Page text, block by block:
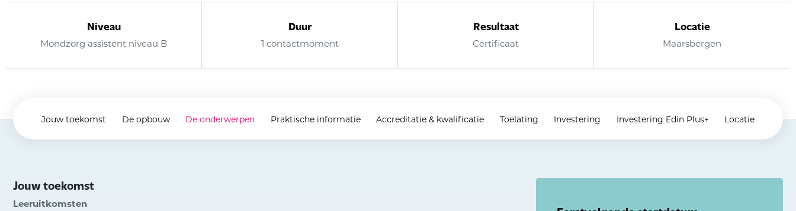
Niveau
Mondzorg assistent niveau B
Duur
1 contactmoment
Resultaat
Certificaat
Locatie
Maarsbergen
Jouw toekomst De opbouw De onderwerpen Praktische informatie Accreditatie & kwalificatie Toelating Investering Investering Edin Plus+ Locatie
Jouw toekomst
Leeruitkomsten